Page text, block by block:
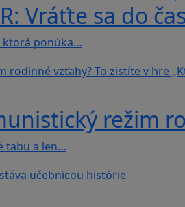
Vráťte sa do
ktorá ponúka…
režim
tabu a len…